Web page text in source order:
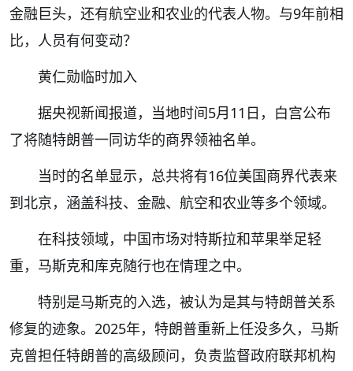
金融巨头，还有航空业和农业的代表人物。与9年前相
比，人员有何变动？
黄仁勋临时加入
据央视新闻报道，当地时间5月11日，白宫公布
了将随特朗普一同访华的商界领袖名单。
当时的名单显示，总共将有16位美国商界代表来
到北京，涵盖科技、金融、航空和农业等多个领域。
在科技领域，中国市场对特斯拉和苹果举足轻
重，马斯克和库克随行也在情理之中。
特别是马斯克的入选，被认为是其与特朗普关系
修复的迹象。2025年，特朗普重新上任没多久，马斯
克曾担任特朗普的高级顾问，负责监督政府联邦机构